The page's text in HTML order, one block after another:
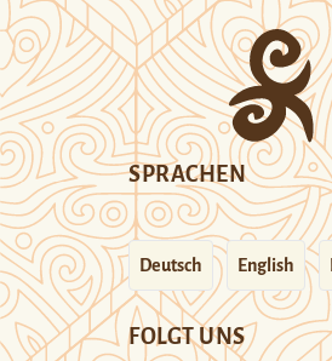
SPRACHEN
Deutsch English
FOLGT UNS